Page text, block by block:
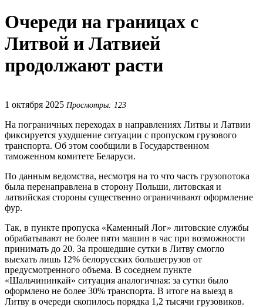
Очереди на границах с
Литвой и Латвией
продолжают расти
1 октября 2025 Просмотры: 123
На пограничных переходах в направлениях Литвы и Латвии
фиксируется ухудшение ситуации с пропуском грузового
транспорта. Об этом сообщили в Государственном
таможенном комитете Беларуси.
По данным ведомства, несмотря на то что часть грузопотока
была перенаправлена в сторону Польши, литовская и
латвийская стороны существенно ограничивают оформление
фур.
Так, в пункте пропуска «Каменный Лог» литовские службы
обрабатывают не более пяти машин в час при возможности
принимать до 20. За прошедшие сутки в Литву смогло
выехать лишь 12% белорусских большегрузов от
предусмотренного объема. В соседнем пункте
«Шальчининкай» ситуация аналогичная: за сутки было
оформлено не более 30% транспорта. В итоге на выезд в
Литву в очереди скопилось порядка 1,2 тысячи грузовиков.